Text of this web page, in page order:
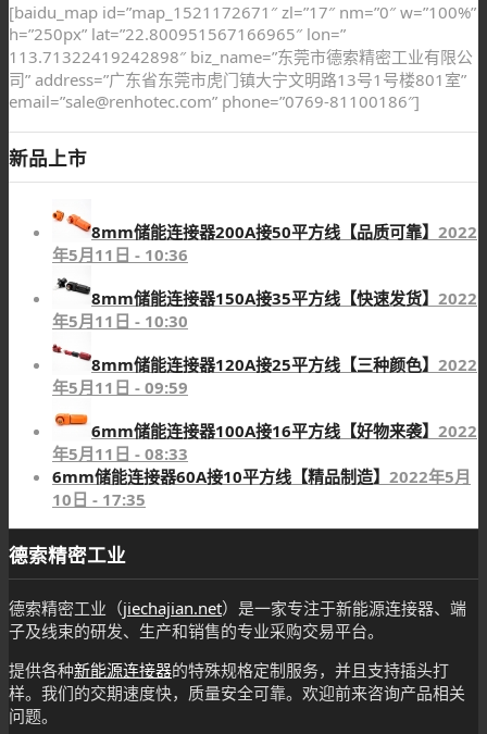
[baidu_map id=”map_1521172671″ zl=”17″ nm=”0″ w=”100%”
h=”250px” lat=”22.800951567166965″ lon=”
113.71322419242898″ biz_name=”东莞市德索精密工业有限公
司” address=”广东省东莞市虎门镇大宁文明路13号1号楼801室”
email=”sale@renhotec.com” phone=”0769-81100186″]
新品上市
8mm储能连接器200A接50平方线【品质可靠】 2022
年5月11日 - 10:36
8mm储能连接器150A接35平方线【快速发货】 2022
年5月11日 - 10:30
8mm储能连接器120A接25平方线【三种颜色】 2022
年5月11日 - 09:59
6mm储能连接器100A接16平方线【好物来袭】 2022
年5月11日 - 08:33
6mm储能连接器60A接10平方线【精品制造】 2022年5月
10日 - 17:35
德索精密工业
德索精密工业（jiechajian.net）是一家专注于新能源连接器、端
子及线束的研发、生产和销售的专业采购交易平台。
提供各种新能源连接器的特殊规格定制服务，并且支持插头打
样。我们的交期速度快，质量安全可靠。欢迎前来咨询产品相关
问题。